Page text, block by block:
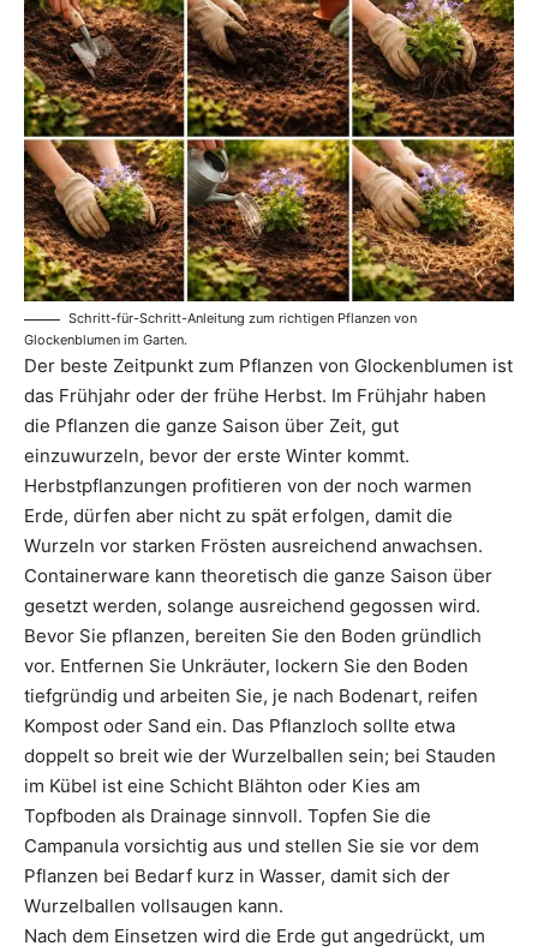
Schritt-für-Schritt-Anleitung zum richtigen Pflanzen von
Glockenblumen im Garten.
Der beste Zeitpunkt zum Pflanzen von Glockenblumen ist
das Frühjahr oder der frühe Herbst. Im Frühjahr haben
die Pflanzen die ganze Saison über Zeit, gut
einzuwurzeln, bevor der erste Winter kommt.
Herbstpflanzungen profitieren von der noch warmen
Erde, dürfen aber nicht zu spät erfolgen, damit die
Wurzeln vor starken Frösten ausreichend anwachsen.
Containerware kann theoretisch die ganze Saison über
gesetzt werden, solange ausreichend gegossen wird.
Bevor Sie pflanzen, bereiten Sie den Boden gründlich
vor. Entfernen Sie Unkräuter, lockern Sie den Boden
tiefgründig und arbeiten Sie, je nach Bodenart, reifen
Kompost oder Sand ein. Das Pflanzloch sollte etwa
doppelt so breit wie der Wurzelballen sein; bei Stauden
im Kübel ist eine Schicht Blähton oder Kies am
Topfboden als Drainage sinnvoll. Topfen Sie die
Campanula vorsichtig aus und stellen Sie sie vor dem
Pflanzen bei Bedarf kurz in Wasser, damit sich der
Wurzelballen vollsaugen kann.
Nach dem Einsetzen wird die Erde gut angedrückt, um